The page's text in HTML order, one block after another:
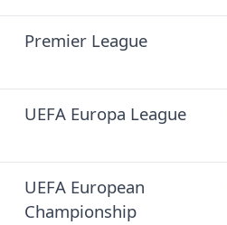
Premier League
UEFA Europa League
UEFA European
Championship